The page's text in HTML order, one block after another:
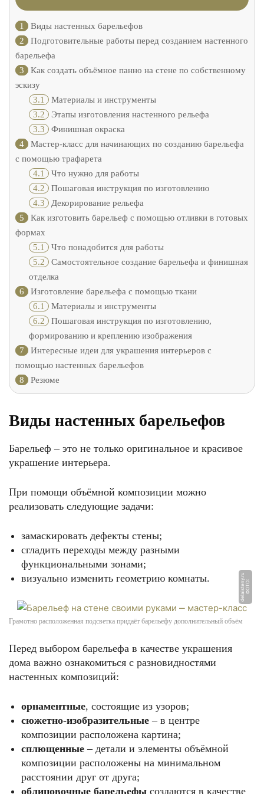
1
Виды настенных барельефов
2
Подготовительные работы перед созданием настенного
барельефа
3
Как создать объёмное панно на стене по собственному
эскизу
3.1 Материалы и инструменты
3.2 Этапы изготовления настенного рельефа
3.3 Финишная окраска
4
Мастер-класс для начинающих по созданию барельефа
с помощью трафарета
4.1 Что нужно для работы
4.2 Пошаговая инструкция по изготовлению
4.3 Декорирование рельефа
5
Как изготовить барельеф с помощью отливки в готовых
формах
5.1 Что понадобится для работы
5.2 Самостоятельное создание барельефа и финишная
отделка
6
Изготовление барельефа с помощью ткани
6.1 Материалы и инструменты
6.2 Пошаговая инструкция по изготовлению,
формированию и креплению изображения
7
Интересные идеи для украшения интерьеров с
помощью настенных барельефов
8
Резюме
Виды настенных барельефов
Барельеф – это не только оригинальное и красивое
украшение интерьера.
При помощи объёмной композиции можно
реализовать следующие задачи:
замаскировать дефекты стены;
сгладить переходы между разными
функциональными зонами;
визуально изменить геометрию комнаты.
Ф
О
Т
О:
d
el
ai
s
t
e
n
y.
r
u
Грамотно расположенная подсветка придаёт барельефу дополнительный объём
Перед выбором барельефа в качестве украшения
дома важно ознакомиться с разновидностями
настенных композиций:
орнаментные, состоящие из узоров;
сюжетно-изобразительные – в центре
композиции расположена картина;
сплющенные – детали и элементы объёмной
композиции расположены на минимальном
расстоянии друг от друга;
облицовочные барельефы создаются в качестве